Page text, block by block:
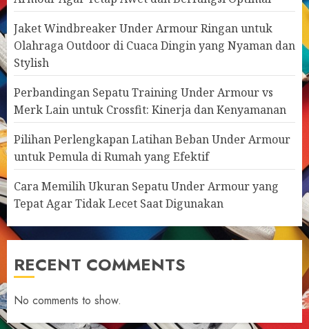
Jaket Windbreaker Under Armour Ringan untuk
Olahraga Outdoor di Cuaca Dingin yang Nyaman dan
Stylish
Perbandingan Sepatu Training Under Armour vs
Merk Lain untuk Crossfit: Kinerja dan Kenyamanan
Pilihan Perlengkapan Latihan Beban Under Armour
untuk Pemula di Rumah yang Efektif
Cara Memilih Ukuran Sepatu Under Armour yang
Tepat Agar Tidak Lecet Saat Digunakan
RECENT COMMENTS
No comments to show.